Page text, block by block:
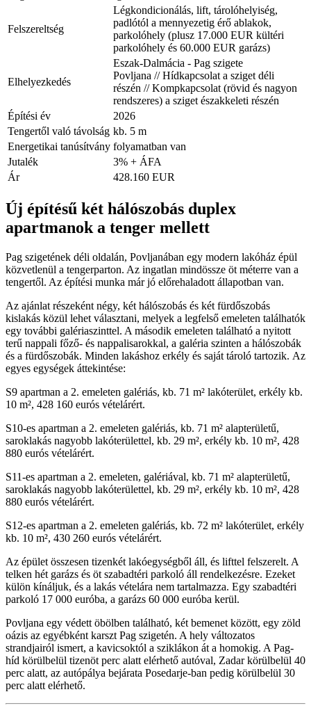
Felszereltség
Légkondicionálás, lift, tárolóhelyiség,
padlótól a mennyezetig érő ablakok,
parkolóhely (plusz 17.000 EUR kültéri
parkolóhely és 60.000 EUR garázs)
Elhelyezkedés
Eszak-Dalmácia - Pag szigete
Povljana // Hídkapcsolat a sziget déli
részén // Kompkapcsolat (rövid és nagyon
rendszeres) a sziget északkeleti részén
Építési év
2026
Tengertől való távolság kb. 5 m
Energetikai tanúsítvány folyamatban van
Jutalék
3% + ÁFA
Ár
428.160 EUR
Új építésű két hálószobás duplex
apartmanok a tenger mellett
Pag szigetének déli oldalán, Povljanában egy modern lakóház épül
közvetlenül a tengerparton. Az ingatlan mindössze öt méterre van a
tengertől. Az építési munka már jó előrehaladott állapotban van.
Az ajánlat részeként négy, két hálószobás és két fürdőszobás
kislakás közül lehet választani, melyek a legfelső emeleten találhatók
egy további galériaszinttel. A második emeleten található a nyitott
terű nappali főző- és nappalisarokkal, a galéria szinten a hálószobák
és a fürdőszobák. Minden lakáshoz erkély és saját tároló tartozik. Az
egyes egységek áttekintése:
S9 apartman a 2. emeleten galériás, kb. 71 m² lakóterület, erkély kb.
10 m², 428 160 eurós vételárért.
S10-es apartman a 2. emeleten galériás, kb. 71 m² alapterületű,
saroklakás nagyobb lakóterülettel, kb. 29 m², erkély kb. 10 m², 428
880 eurós vételárért.
S11-es apartman a 2. emeleten, galériával, kb. 71 m² alapterületű,
saroklakás nagyobb lakóterülettel, kb. 29 m², erkély kb. 10 m², 428
880 eurós vételárért.
S12-es apartman a 2. emeleten galériás, kb. 72 m² lakóterület, erkély
kb. 10 m², 430 260 eurós vételárért.
Az épület összesen tizenkét lakóegységből áll, és lifttel felszerelt. A
telken hét garázs és öt szabadtéri parkoló áll rendelkezésre. Ezeket
külön kínáljuk, és a lakás vételára nem tartalmazza. Egy szabadtéri
parkoló 17 000 euróba, a garázs 60 000 euróba kerül.
Povljana egy védett öbölben található, két bemenet között, egy zöld
oázis az egyébként karszt Pag szigetén. A hely változatos
strandjairól ismert, a kavicsoktól a sziklákon át a homokig. A Pag-
híd körülbelül tizenöt perc alatt elérhető autóval, Zadar körülbelül 40
perc alatt, az autópálya bejárata Posedarje-ban pedig körülbelül 30
perc alatt elérhető.